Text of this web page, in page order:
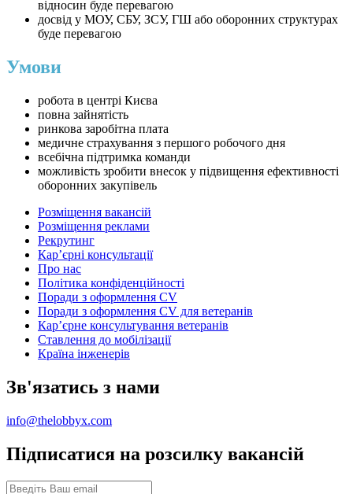
відносин буде перевагою
досвід у МОУ, СБУ, ЗСУ, ГШ або оборонних структурах
буде перевагою
Умови
робота в центрі Києва
повна зайнятість
ринкова заробітна плата
медичне страхування з першого робочого дня
всебічна підтримка команди
можливість зробити внесок у підвищення ефективності
оборонних закупівель
Розміщення вакансій
Розміщення реклами
Рекрутинг
Карʼєрні консультації
Про нас
Політика конфіденційності
Поради з оформлення CV
Поради з оформлення CV для ветеранів
Карʼєрне консультування ветеранів
Ставлення до мобілізації
Країна інженерів
Зв'язатись з нами
info@thelobbyx.com
Підписатися на розсилку вакансій